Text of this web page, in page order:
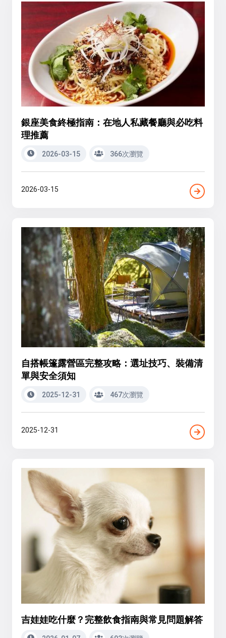
銀座美食終極指南：在地人私藏餐廳與必吃料
理推薦
2026-03-15 366次瀏覽
2026-03-15
自搭帳篷露營區完整攻略：選址技巧、裝備清
單與安全須知
2025-12-31 467次瀏覽
2025-12-31
吉娃娃吃什麼？完整飲食指南與常見問題解答